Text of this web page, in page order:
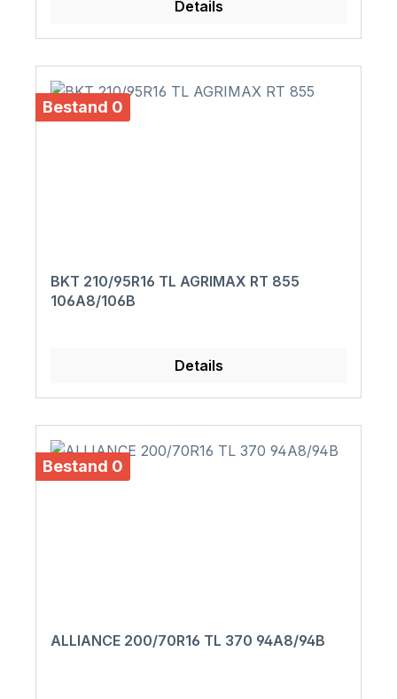
Details
Bestand 0
BKT 210/95R16 TL AGRIMAX RT 855
106A8/106B
Details
Bestand 0
ALLIANCE 200/70R16 TL 370 94A8/94B